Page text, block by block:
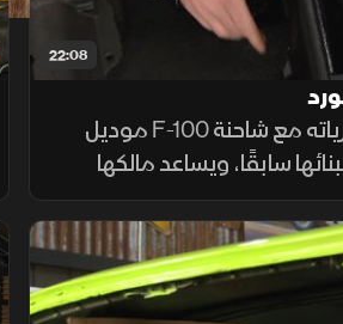
22:08
يستعيد فولر ذكرياته مع شاحنة F-100 موديل
ببنائها سابقًا، ويساعد مالكها
أكثر ملاءمة للاستخدام على
بتحويلها إلى نظام توجيه